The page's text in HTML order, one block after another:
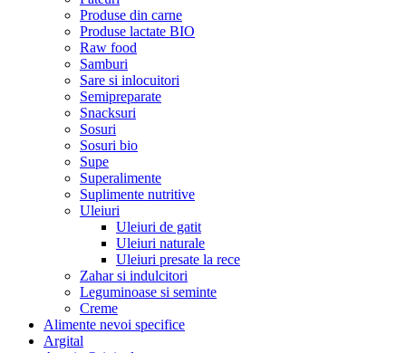
Produse din carne
Produse lactate BIO
Raw food
Samburi
Sare si inlocuitori
Semipreparate
Snacksuri
Sosuri
Sosuri bio
Supe
Superalimente
Suplimente nutritive
Uleiuri
Uleiuri de gatit
Uleiuri naturale
Uleiuri presate la rece
Zahar si indulcitori
Leguminoase si seminte
Creme
Alimente nevoi specifice
Argital